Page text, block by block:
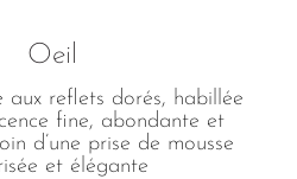
Oeil
aux reflets dorés, habillée
fine, abondante et
d’une prise de mousse
et élégante